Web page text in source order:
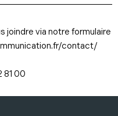
joindre via notre formulaire
contact/
81 00